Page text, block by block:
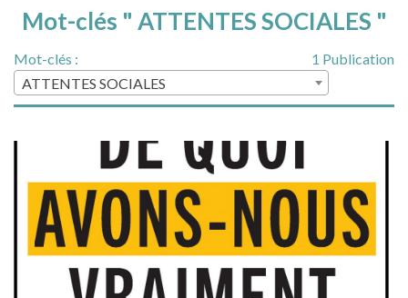
Mot-clés " ATTENTES SOCIALES "
1 Publication
Mot-clés :
ATTENTES SOCIALES